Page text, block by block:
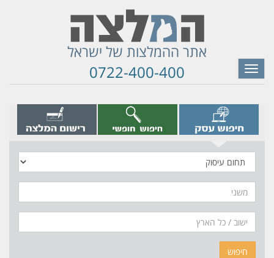
אתר ההמלצות של ישראל
0722-400-400
Toggle
navigation
עיסוק
חיפוש